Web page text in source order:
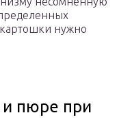
нужно
пюре при